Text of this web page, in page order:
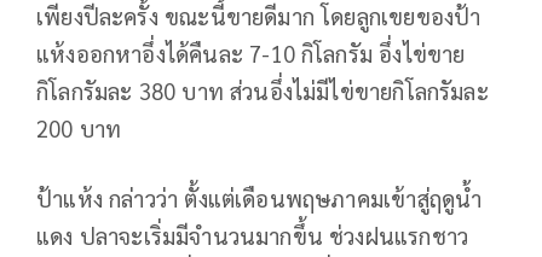
เพียงปีละครั้ง ขณะนี้ขายดีมาก โดยลูกเขยของป้า
แห้งออกหาอึ่งได้คืนละ 7-10 กิโลกรัม อึ่งไข่ขาย
กิโลกรัมละ 380 บาท ส่วนอึ่งไม่มีไข่ขายกิโลกรัมละ
200 บาท
ป้าแห้ง กล่าวว่า ตั้งแต่เดือนพฤษภาคมเข้าสู่ฤดูน้ำ
แดง ปลาจะเริ่มมีจำนวนมากขึ้น ช่วงฝนแรกชาว